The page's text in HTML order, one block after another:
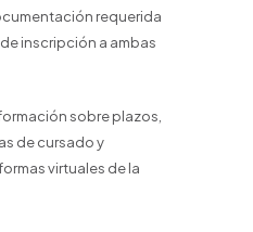
requerida
inscripción a ambas
sobre plazos,
de cursado y
virtuales de la